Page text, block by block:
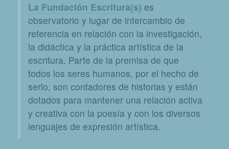
La Fundación Escritura(s) es
observatorio y lugar de intercambio de
referencia en relación con la investigación,
la didáctica y la práctica artística de la
escritura. Parte de la premisa de que
todos los seres humanos, por el hecho de
serlo, son contadores de historias y están
dotados para mantener una relación activa
y creativa con la poesía y con los diversos
lenguajes de expresión artística.